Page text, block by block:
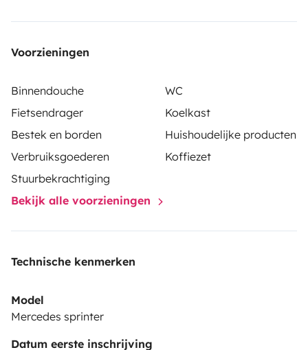
Voorzieningen
Binnendouche
WC
Fietsendrager
Koelkast
Bestek en borden
Huishoudelijke producten
Verbruiksgoederen
Koffiezet
Stuurbekrachtiging
Bekijk alle voorzieningen
Technische kenmerken
Model
Mercedes sprinter
Datum eerste inschrijving